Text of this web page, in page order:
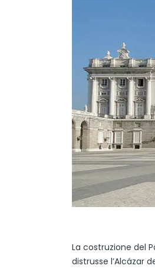
La costruzione del
distrusse l’Alcázar